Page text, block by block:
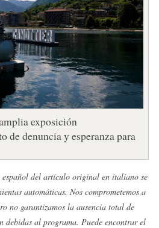
exposición
de denuncia y esperanza para
del artículo original en italiano se
automáticas. Nos comprometemos a
no garantizamos la ausencia total de
debidas al programa. Puede encontrar el